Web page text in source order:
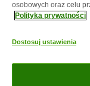
O nas Kariera -
odstąpienia od umowy
Program
osobowych oraz celu
Polityka prywatności
Dostosuj ustawienia